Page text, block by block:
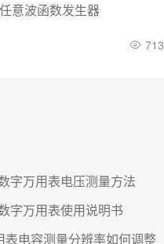
意波函数发生器
574
字万用表电压测量方法
字万用表使用说明书
表电容测量分辨率如何调整